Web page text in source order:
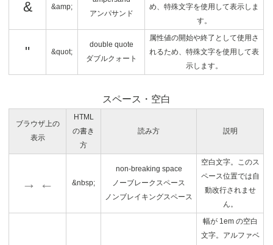
& &amp;
アンパサンド
め、特殊文字を使用して表示しま
す。
" &quot;
double quote
ダブルクォート
属性値の開始や終了として使用さ
れるため、特殊文字を使用して表
示します。
スペース・空白
ブラウザ上の
表示
HTML
の書き
方
読み方 説明
→ ← &nbsp;
non-breaking space
ノーブレークスペース
ノンブレイキングスペース
空白文字。このス
ペース位置では自
動改行されませ
ん。
幅が 1em の空白
文字。アルファベ